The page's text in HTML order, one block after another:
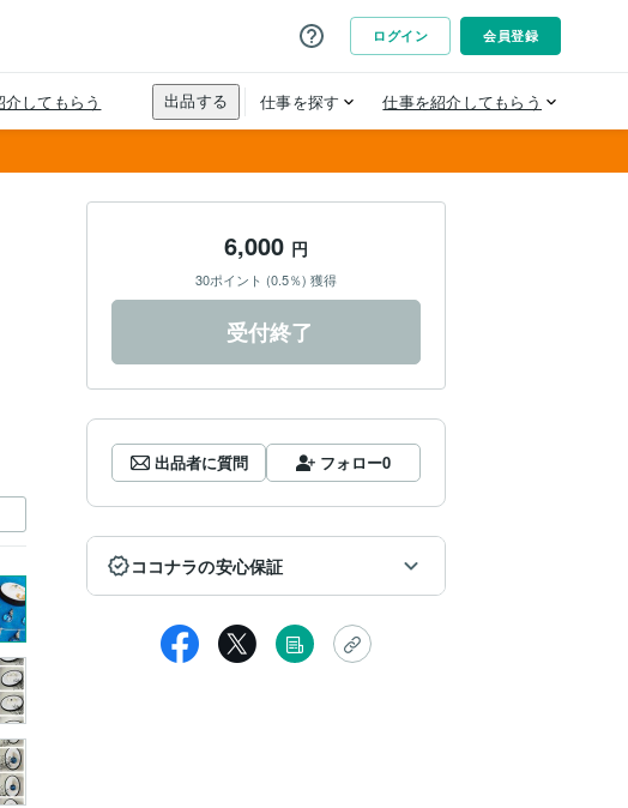
6,000 円
30ポイント (0.5％) 獲得
受付終了
出品者に質問 フォロー0
ココナラの安心保証